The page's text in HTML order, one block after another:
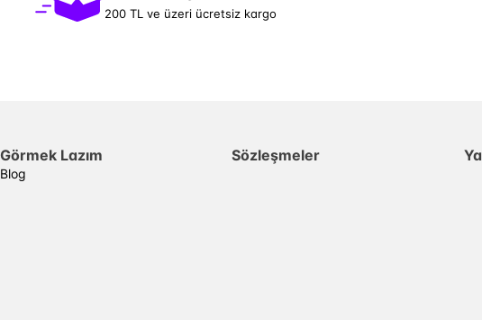
200 TL ve üzeri ücretsiz kargo
Görmek Lazım
Blog
Sözleşmeler